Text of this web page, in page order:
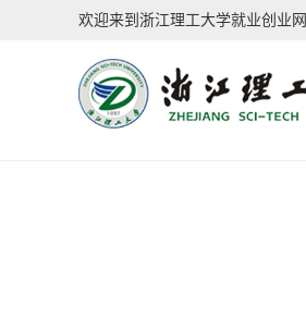
欢迎来到浙江理工大学就业创业网